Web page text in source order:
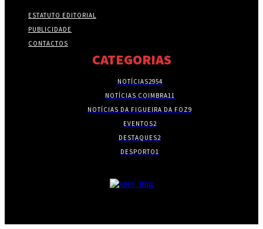
ESTATUTO EDITORIAL
PUBLICIDADE
CONTACTOS
CATEGORIAS
NOTÍCIAS2954
NOTÍCIAS COIMBRA11
NOTÍCIAS DA FIGUEIRA DA FOZ9
EVENTOS2
DESTAQUES2
DESPORTO1